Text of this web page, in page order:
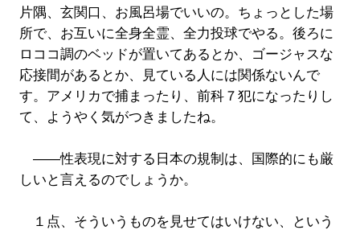
片隅、玄関口、お風呂場でいいの。ちょっとした場
所で、お互いに全身全霊、全力投球でやる。後ろに
ロココ調のベッドが置いてあるとか、ゴージャスな
応接間があるとか、見ている人には関係ないんで
す。アメリカで捕まったり、前科７犯になったりし
て、ようやく気がつきましたね。
――性表現に対する日本の規制は、国際的にも厳
しいと言えるのでしょうか。
１点、そういうものを見せてはいけない、という